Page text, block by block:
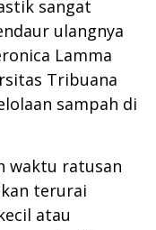
sangat
ulangnya
Lamma
Tribuana
sampah di
waktu ratusan
terurai
atau